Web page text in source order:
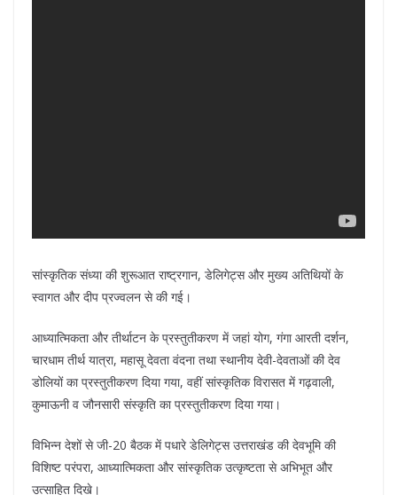
सांस्कृतिक संध्या की शुरूआत राष्ट्रगान, डेलिगेट्स और मुख्य अतिथियों के
स्वागत और दीप प्रज्वलन से की गई।
आध्यात्मिकता और तीर्थाटन के प्रस्तुतीकरण में जहां योग, गंगा आरती दर्शन,
चारधाम तीर्थ यात्रा, महासू देवता वंदना तथा स्थानीय देवी-देवताओं की देव
डोलियों का प्रस्तुतीकरण दिया गया, वहीं सांस्कृतिक विरासत में गढ़वाली,
कुमाऊनी व जौनसारी संस्कृति का प्रस्तुतीकरण दिया गया।
विभिन्न देशों से जी-20 बैठक में पधारे डेलिगेट्स उत्तराखंड की देवभूमि की
विशिष्ट परंपरा, आध्यात्मिकता और सांस्कृतिक उत्कृष्टता से अभिभूत और
उत्साहित दिखे।